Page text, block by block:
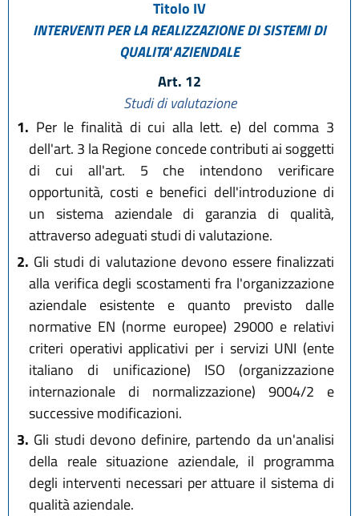
Titolo IV
INTERVENTI PER LA REALIZZAZIONE DI SISTEMI DI
QUALITA' AZIENDALE
Art. 12
Studi di valutazione
1. Per le finalità di cui alla lett. e) del comma 3
dell'art. 3 la Regione concede contributi ai soggetti
di cui all'art. 5 che intendono verificare
opportunità, costi e benefici dell'introduzione di
un sistema aziendale di garanzia di qualità,
attraverso adeguati studi di valutazione.
2. Gli studi di valutazione devono essere finalizzati
alla verifica degli scostamenti fra l'organizzazione
aziendale esistente e quanto previsto dalle
normative EN (norme europee) 29000 e relativi
criteri operativi applicativi per i servizi UNI (ente
italiano di unificazione) ISO (organizzazione
internazionale di normalizzazione) 9004/2 e
successive modificazioni.
3. Gli studi devono definire, partendo da un'analisi
della reale situazione aziendale, il programma
degli interventi necessari per attuare il sistema di
qualità aziendale.